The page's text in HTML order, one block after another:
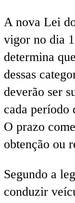
A nova Lei
vigor no dia
determina
dessas
deverão ser
cada período
O prazo
obtenção ou
Segundo a
conduzir